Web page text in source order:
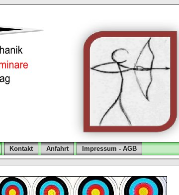
Kontakt Anfahrt
Impressum - AGB